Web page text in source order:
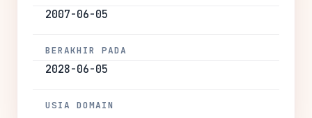
2007-06-05
BERAKHIR PADA
2028-06-05
USIA DOMAIN